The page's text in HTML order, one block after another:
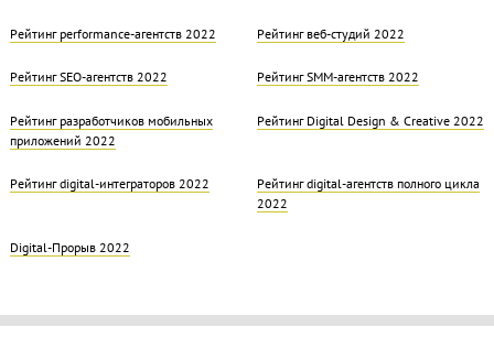
Рейтинг performance-агентств 2022 Рейтинг веб-студий 2022
Рейтинг SEO-агентств 2022 Рейтинг SMM-агентств 2022
Рейтинг разработчиков мобильных
приложений 2022
Рейтинг Digital Design & Creative 2022
Рейтинг digital-интеграторов 2022
Рейтинг digital-агентств полного цикла
2022
Digital-Прорыв 2022